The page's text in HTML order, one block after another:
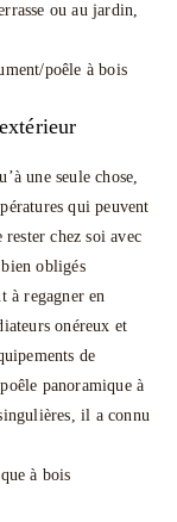
ou au jardin,
poêle à bois
une seule chose,
qui peuvent
rester chez soi avec
obligés
à regagner en
onéreux et
de
panoramique à
il a connu
à bois